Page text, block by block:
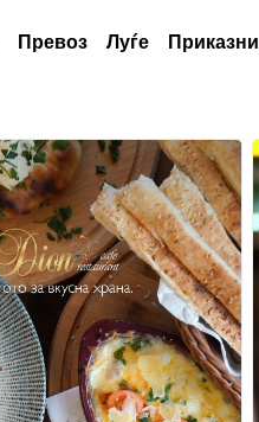
Превоз Луѓе Приказни